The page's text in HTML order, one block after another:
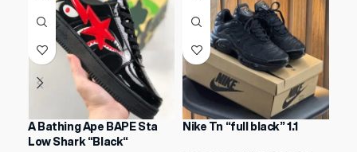
A Bathing Ape BAPE Sta
Low Shark “Black“
Nike Tn “full black” 1.1